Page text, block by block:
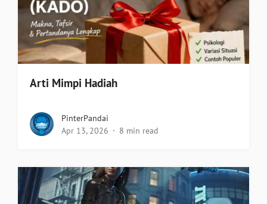
Arti Mimpi Hadiah
PinterPandai
Apr 13, 2026
8 min read